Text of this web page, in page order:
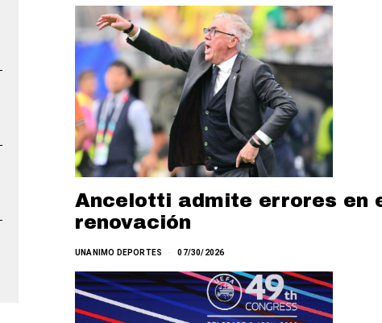
Ancelotti admite errores en
renovación
UNANIMO DEPORTES 07/30/2026